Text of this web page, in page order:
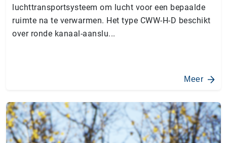
luchttransportsysteem om lucht voor een bepaalde
ruimte na te verwarmen. Het type CWW-H-D beschikt
over ronde kanaal-aanslu...
Meer